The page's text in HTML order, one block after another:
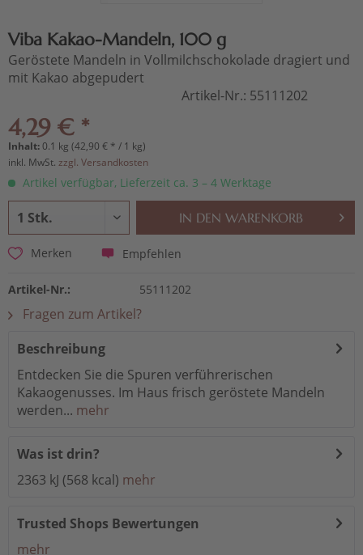
Viba Kakao-Mandeln, 100 g
Geröstete Mandeln in Vollmilchschokolade dragiert und
mit Kakao abgepudert
Artikel-Nr.: 55111202
4,29 € *
Inhalt:0.1 kg (42,90 € * / 1 kg)
inkl. MwSt. zzgl. Versandkosten
Artikel verfügbar, Lieferzeit ca. 3 – 4 Werktage
IN DEN WARENKORB
Merken Empfehlen
Artikel-Nr.: 55111202
Fragen zum Artikel?
Beschreibung
Entdecken Sie die Spuren verführerischen
Kakaogenusses. Im Haus frisch geröstete Mandeln
werden... mehr
Was ist drin?
2363 kJ (568 kcal) mehr
Trusted Shops Bewertungen
mehr